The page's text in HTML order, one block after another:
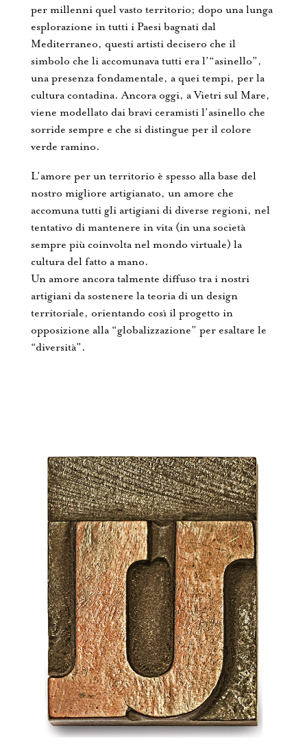
per millenni quel vasto territorio; dopo una lunga
esplorazione in tutti i Paesi bagnati dal
Mediterraneo, questi artisti decisero che il
simbolo che li accomunava tutti era l’“asinello”,
una presenza fondamentale, a quei tempi, per la
cultura contadina. Ancora oggi, a Vietri sul Mare,
viene modellato dai bravi ceramisti l’asinello che
sorride sempre e che si distingue per il colore
verde ramino.
L’amore per un territorio è spesso alla base del
nostro migliore artigianato, un amore che
accomuna tutti gli artigiani di diverse regioni, nel
tentativo di mantenere in vita (in una società
sempre più coinvolta nel mondo virtuale) la
cultura del fatto a mano.
Un amore ancora talmente diffuso tra i nostri
artigiani da sostenere la teoria di un design
territoriale, orientando così il progetto in
opposizione alla “globalizzazione” per esaltare le
“diversità”.